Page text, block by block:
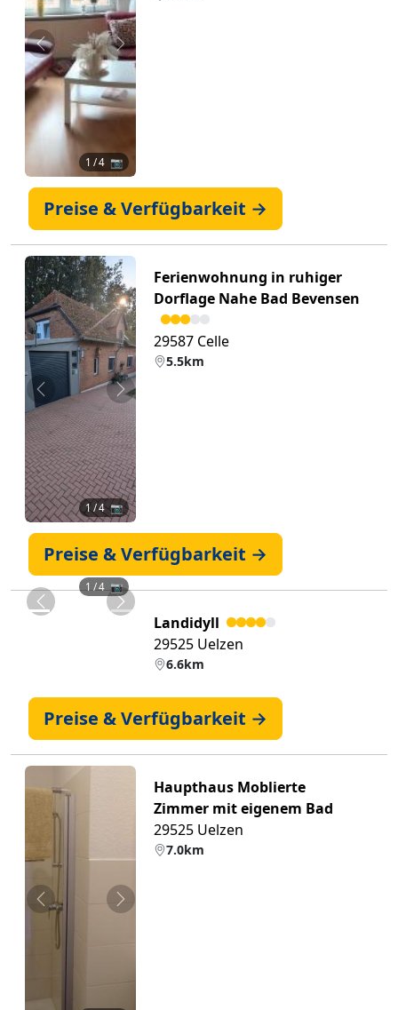
Zurück Weiter
1 / 4 📷
Preise & Verfügbarkeit →
Zurück Weiter
1 / 4 📷
Ferienwohnung in ruhiger
Dorflage Nahe Bad Bevensen
29587 Celle
5.5km
Preise & Verfügbarkeit →
Zurück Weiter
1/ 4 📷
Landidyll
29525 Uelzen
6.6km
Preise & Verfügbarkeit →
Zurück Weiter
Haupthaus Moblierte
Zimmer mit eigenem Bad
29525 Uelzen
7.0km